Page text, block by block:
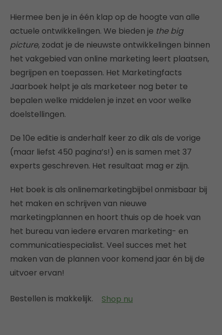
Hiermee ben je in één klap op de hoogte van alle
actuele ontwikkelingen. We bieden je the big
picture, zodat je de nieuwste ontwikkelingen binnen
het vakgebied van online marketing leert plaatsen,
begrijpen en toepassen. Het Marketingfacts
Jaarboek helpt je als marketeer nog beter te
bepalen welke middelen je inzet en voor welke
doelstellingen.
De 10e editie is anderhalf keer zo dik als de vorige
(maar liefst 450 pagina’s!) en is samen met 37
experts geschreven. Het resultaat mag er zijn.
Het boek is als onlinemarketingbijbel onmisbaar bij
het maken en schrijven van nieuwe
marketingplannen en hoort thuis op de hoek van
het bureau van iedere ervaren marketing- en
communicatiespecialist. Veel succes met het
maken van de plannen voor komend jaar én bij de
uitvoer ervan!
Bestellen is makkelijk. Shop nu